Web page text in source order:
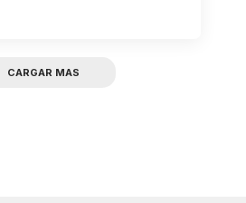
CARGAR MAS